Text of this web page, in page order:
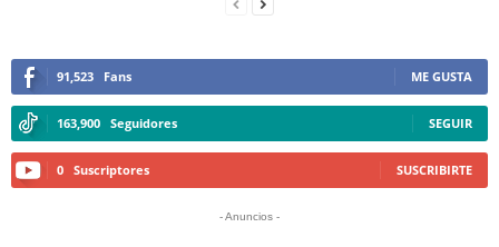
91,523 Fans ME GUSTA
163,900 Seguidores SEGUIR
0 Suscriptores SUSCRIBIRTE
- Anuncios -